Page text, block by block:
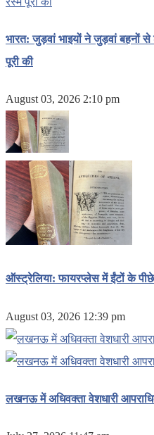
भारत: जुड़वां भाइयों ने जुड़वां बहनों से
पूरी की
August 03, 2026 2:10 pm
ऑस्ट्रेलिया: फायरप्लेस में ईंटों के पीछे
August 03, 2026 12:39 pm
लखनऊ में अधिवक्ता वेशधारी